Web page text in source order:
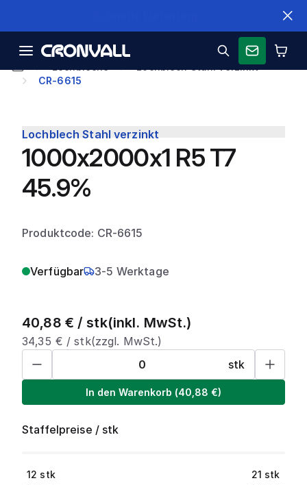
Lochblech Stahl verzinkt
CR-6615
Lochblech Stahl verzinkt
1000x2000x1 R5 T7
45.9%
Produktcode: CR-6615
Verfügbar 3-5 Werktage
40,88 € / stk(inkl. MwSt.)
34,35 € /stk(zzgl. MwSt.)
stk
In den Warenkorb (40,88 €)
Staffelpreise / stk
12 stk 21 stk